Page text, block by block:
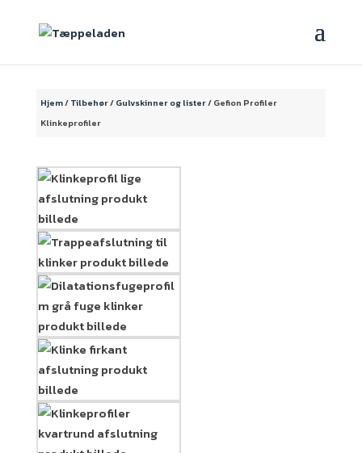
Hjem/Tilbehør/Gulvskinner og lister/ Gefion Profiler
Klinkeprofiler